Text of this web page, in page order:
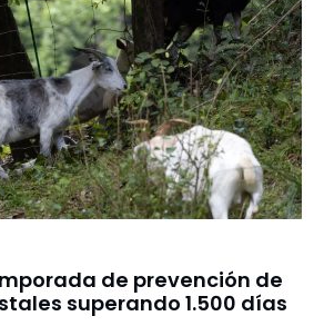
de prevención de
superando 1.500 días